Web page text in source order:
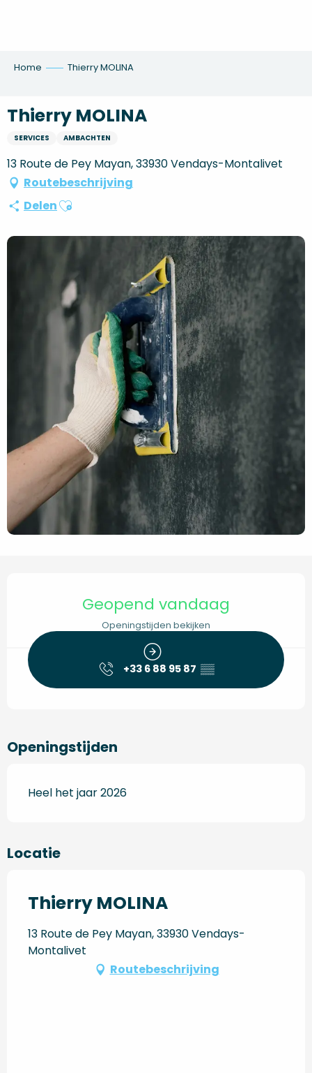
Home Thierry MOLINA
Thierry MOLINA
SERVICES AMBACHTEN
13 Route de Pey Mayan, 33930 Vendays-Montalivet
Routebeschrijving
DelenAjouter aux favoris
Geopend vandaag
Openingstijden bekijken
+33 6 88 95 87 ▒▒
Openingstijden
Heel het jaar 2026
Locatie
Thierry MOLINA
13 Route de Pey Mayan, 33930 Vendays-
Montalivet
Routebeschrijving